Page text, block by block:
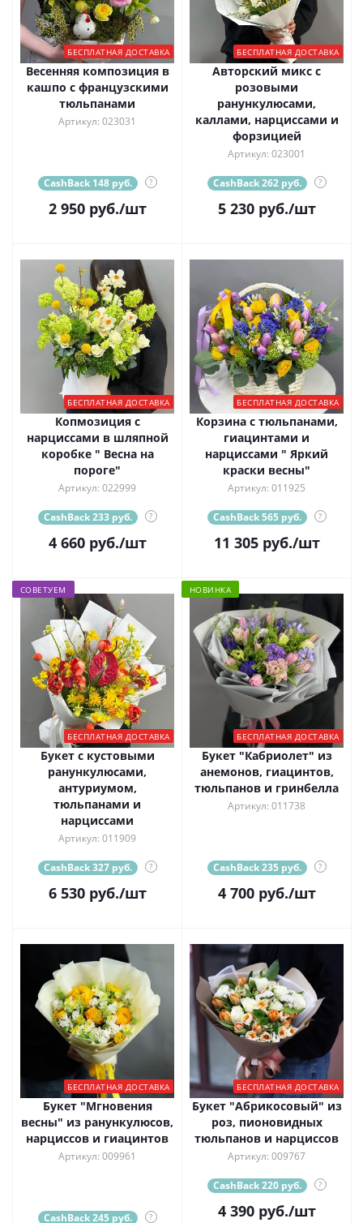
БЕСПЛАТНАЯ ДОСТАВКА
Весенняя композиция в
кашпо с французскими
тюльпанами
Артикул: 023031
CashBack 148 руб. ?
2 950руб./шт
БЕСПЛАТНАЯ ДОСТАВКА
Авторский микс с
розовыми
ранункулюсами,
каллами, нарциссами и
форзицией
Артикул: 023001
CashBack 262 руб. ?
5 230руб./шт
БЕСПЛАТНАЯ ДОСТАВКА
Копмозиция с
нарциссами в шляпной
коробке " Весна на
пороге"
Артикул: 022999
CashBack 233 руб. ?
4 660руб./шт
БЕСПЛАТНАЯ ДОСТАВКА
Корзина с тюльпанами,
гиацинтами и
нарциссами " Яркий
краски весны"
Артикул: 011925
CashBack 565 руб. ?
11 305руб./шт
СОВЕТУЕМ
БЕСПЛАТНАЯ ДОСТАВКА
Букет с кустовыми
ранункулюсами,
антуриумом,
тюльпанами и
нарциссами
Артикул: 011909
CashBack 327 руб. ?
6 530руб./шт
НОВИНКА
БЕСПЛАТНАЯ ДОСТАВКА
Букет "Кабриолет" из
анемонов, гиацинтов,
тюльпанов и гринбелла
Артикул: 011738
CashBack 235 руб. ?
4 700руб./шт
БЕСПЛАТНАЯ ДОСТАВКА
Букет "Мгновения
весны" из ранункулюсов,
нарциссов и гиацинтов
Артикул: 009961
CashBack 245 руб. ?
БЕСПЛАТНАЯ ДОСТАВКА
Букет "Абрикосовый" из
роз, пионовидных
тюльпанов и нарциссов
Артикул: 009767
CashBack 220 руб. ?
4 390руб./шт